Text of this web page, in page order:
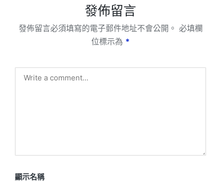
發佈留言
發佈留言必須填寫的電子郵件地址不會公開。 必填欄
位標示為 *
顯示名稱